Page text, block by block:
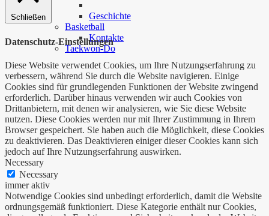
Geschichte
Basketball
Kontakte
Taekwon-Do
Schließen
Datenschutz-Einstellungen
Diese Website verwendet Cookies, um Ihre Nutzungserfahrung zu
verbessern, während Sie durch die Website navigieren. Einige
Cookies sind für grundlegenden Funktionen der Website zwingend
erforderlich. Darüber hinaus verwenden wir auch Cookies von
Drittanbietern, mit denen wir analysieren, wie Sie diese Website
nutzen. Diese Cookies werden nur mit Ihrer Zustimmung in Ihrem
Browser gespeichert. Sie haben auch die Möglichkeit, diese Cookies
zu deaktivieren. Das Deaktivieren einiger dieser Cookies kann sich
jedoch auf Ihre Nutzungserfahrung auswirken.
Necessary
Necessary
immer aktiv
Notwendige Cookies sind unbedingt erforderlich, damit die Website
ordnungsgemäß funktioniert. Diese Kategorie enthält nur Cookies,